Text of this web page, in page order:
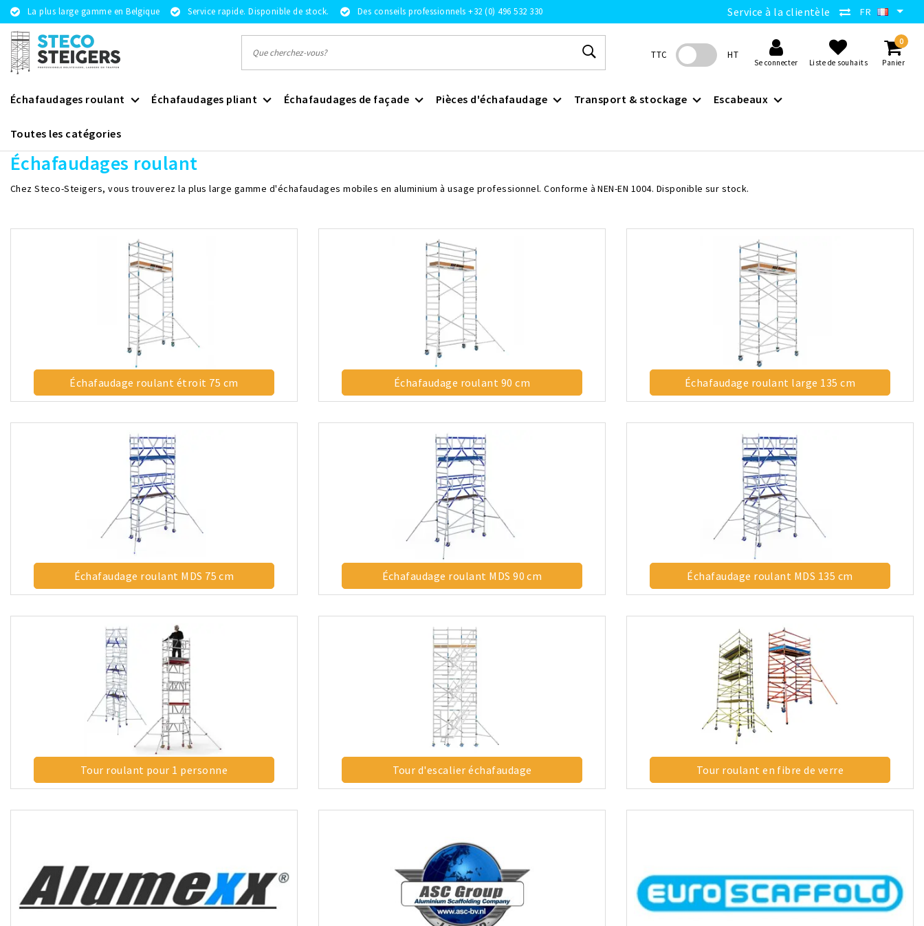
La plus large gamme en Belgique Service rapide. Disponible de stock. Des conseils professionnels +32 (0) 496 532 330 Service à la clientèle FR
TTC HT
Se connecter Liste de souhaits
0
Panier
Échafaudages roulant Échafaudages pliant Échafaudages de façade Pièces d'échafaudage Transport & stockage Escabeaux
Toutes les catégories
Revenir à home|Échafaudages roulant
Échafaudages roulant
Chez Steco-Steigers, vous trouverez la plus large gamme d'échafaudages mobiles en aluminium à usage professionnel. Conforme à NEN-EN 1004. Disponible sur stock.
Échafaudage roulant étroit 75 cm Échafaudage roulant 90 cm Échafaudage roulant large 135 cm
Échafaudage roulant MDS 75 cm Échafaudage roulant MDS 90 cm Échafaudage roulant MDS 135 cm
Tour roulant pour 1 personne Tour d'escalier échafaudage Tour roulant en fibre de verre